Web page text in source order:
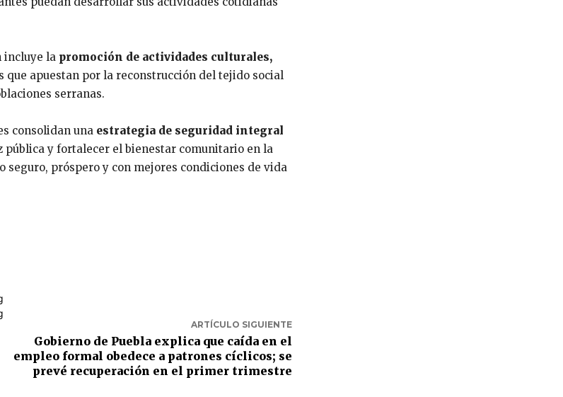
incluye la promoción de actividades culturales,
que apuestan por la reconstrucción del tejido social
serranas.
consolidan una estrategia de seguridad integral
y fortalecer el bienestar comunitario en la
próspero y con mejores condiciones de vida
ARTÍCULO SIGUIENTE
Gobierno de Puebla explica que caída en el
empleo formal obedece a patrones cíclicos; se
prevé recuperación en el primer trimestre